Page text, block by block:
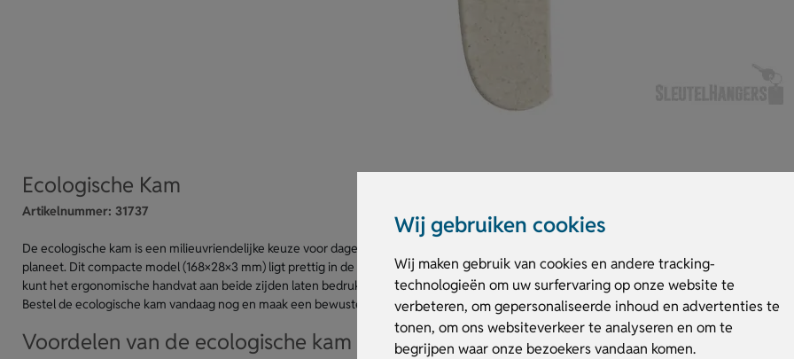
Wij gebruiken cookies
Wij maken gebruik van cookies en andere tracking-
technologieën om uw surfervaring op onze website te
verbeteren, om gepersonaliseerde inhoud en advertenties te
tonen, om ons websiteverkeer te analyseren en om te
begrijpen waar onze bezoekers vandaan komen.
Ecologische Kam
Artikelnummer: 31737
De ecologische kam is een milieuvriendelijke keuze voor dagelijks gebruik. Hij is gemaakt van duurzaam tarwestro, wat goed is voor het milieu
planeet. Dit compacte model (168×28×3 mm) ligt prettig in de hand en heeft een natuurlijke tarwestrokleur die eenvoud en duurzaamheid
kunt het ergonomische handvat aan beide zijden laten bedrukken met jouw logo of ontwerp, zodat jouw merk zichtbaar wordt op een
Bestel de ecologische kam vandaag nog en maak een bewuste keuze!
Voordelen van de ecologische kam